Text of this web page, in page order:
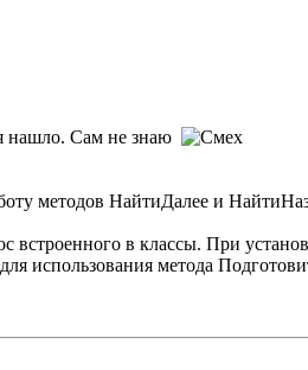
нашло. Сам не знаю
методов НайтиДалее и
в классы. При
использования метода